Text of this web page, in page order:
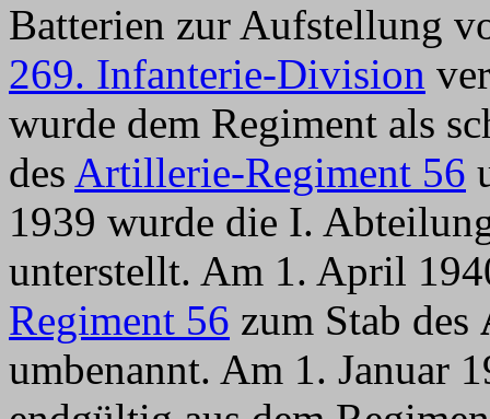
Batterien zur Aufstellung
269. Infanterie-Division
wurde dem Regiment als
des Artillerie-Regiment 56
1939 wurde die I.
unterstellt. Am 1. April
Regiment 56 zum Stab des
umbenannt. Am 1. Januar